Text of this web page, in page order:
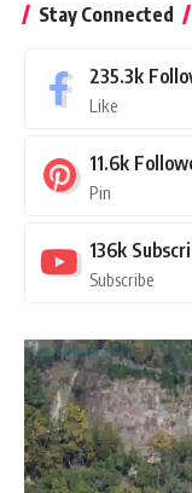
Stay Connected
235.3k
Like
11.6k
Pin
136k
Subscribe